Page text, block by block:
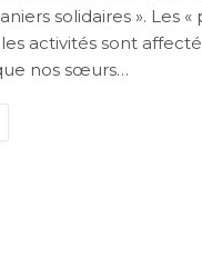
solidaires ».
activités sont
nos sœurs…